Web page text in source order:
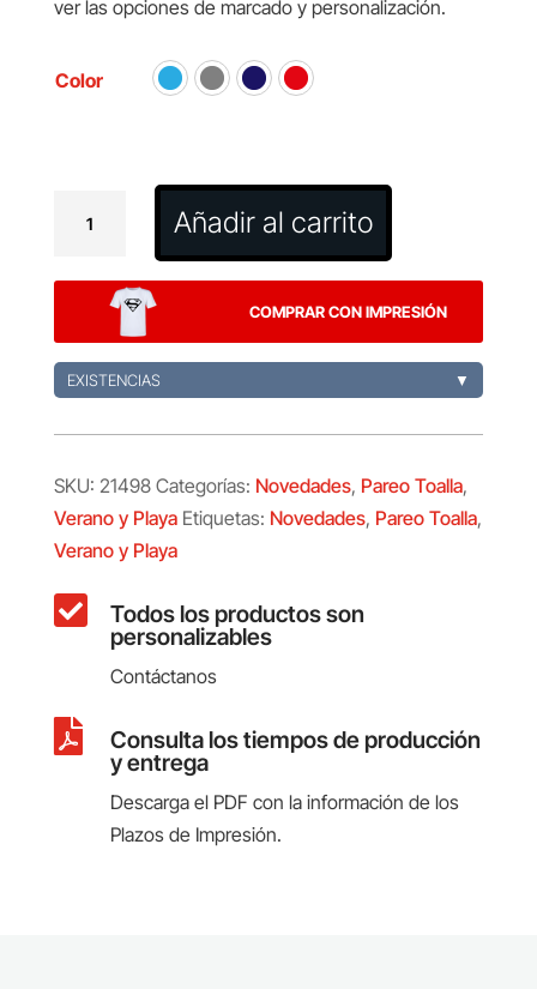
ver las opciones de marcado y personalización.
Color
Toalla
cantidad
Añadir al carrito
COMPRAR CON IMPRESIÓN
EXISTENCIAS ▼
SKU: 21498 Categorías: Novedades, Pareo Toalla,
Verano y Playa Etiquetas: Novedades, Pareo Toalla,
Verano y Playa
 Todos los productos son
personalizables
Contáctanos
 Consulta los tiempos de producción
y entrega
Descarga el PDF con la información de los
Plazos de Impresión.